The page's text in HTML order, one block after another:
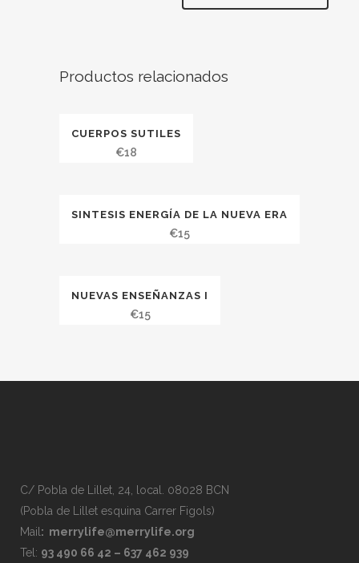
Productos relacionados
CUERPOS SUTILES
€18
SINTESIS ENERGÍA DE LA NUEVA ERA
€15
NUEVAS ENSEÑANZAS I
€15
C/ Pobla de Lillet, 24, local. 08028 BCN
(Pobla de Lillet esquina Carrer Figols)
Mail : merrylife@merrylife.org
Tel: 93 490 66 42 – 637 462 939